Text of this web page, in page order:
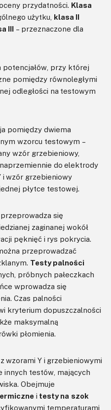
przydatności. Klasa
użytku, klasa II
III – przeznaczone dla
potencjałów, przy której
pomiędzy równoległymi
odległości na testowym
pomiędzy dwiema
wzorcu testowym –
wzór grzebieniowy,
do elektrody
i wzór grzebieniowy
płytce testowej.
się
zaginanej wokół
pęknięć i rys pokrycia.
przeprowadzać
Testy palności
próbnych pałeczkach
wprowadza się
Czas palności
kryterium dopuszczalności
maksymalną
płomienia.
wzorami Y i grzebieniowymi
innych testów, mających
Obejmuje
i testy na szok
temperaturami